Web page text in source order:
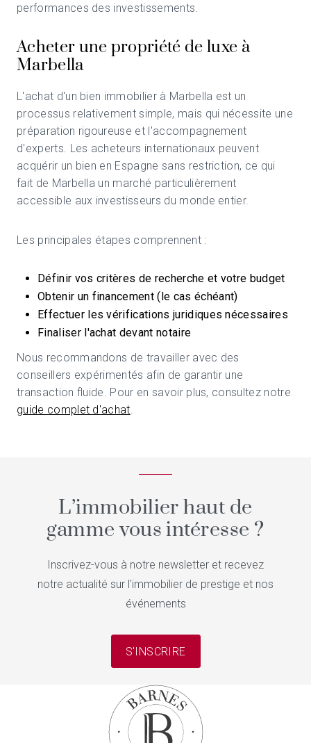
performances des investissements.
Acheter une propriété de luxe à
Marbella
L'achat d'un bien immobilier à Marbella est un
processus relativement simple, mais qui nécessite une
préparation rigoureuse et l'accompagnement
d'experts. Les acheteurs internationaux peuvent
acquérir un bien en Espagne sans restriction, ce qui
fait de Marbella un marché particulièrement
accessible aux investisseurs du monde entier.
Les principales étapes comprennent :
Définir vos critères de recherche et votre budget
Obtenir un financement (le cas échéant)
Effectuer les vérifications juridiques nécessaires
Finaliser l'achat devant notaire
Nous recommandons de travailler avec des
conseillers expérimentés afin de garantir une
transaction fluide. Pour en savoir plus, consultez notre
guide complet d'achat.
L’immobilier haut de
gamme vous intéresse ?
Inscrivez-vous à notre newsletter et recevez
notre actualité sur l'immobilier de prestige et nos
événements
S'INSCRIRE